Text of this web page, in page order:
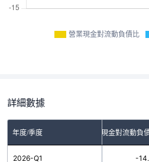
營業現金對流動負債比
詳細數據
年度/季度 營業現金對流動負
2026-Q1 -